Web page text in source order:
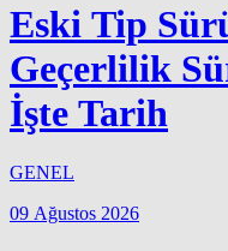
Eski Tip
Geçerlilik
İşte Tarih
GENEL
09 Ağustos 2026